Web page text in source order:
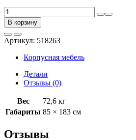
Количество
товара
Эльга
белый
шагрень
белый
exclusive
В корзину
Артикул: 518263
Корпусная мебель
Детали
Отзывы (0)
Вес
72,6 кг
Габариты 85 × 183 см
Отзывы